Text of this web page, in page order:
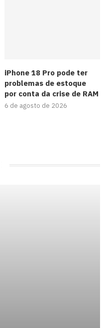
iPhone 18 Pro pode ter
problemas de estoque
por conta da crise de RAM
6 de agosto de 2026